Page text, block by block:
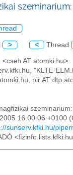
szeminarium:
> < Thread
<cseh AT atomki.hu>
"KLTE-
pir AT
16:00:06 +0100
sunserv.kfki.hu/